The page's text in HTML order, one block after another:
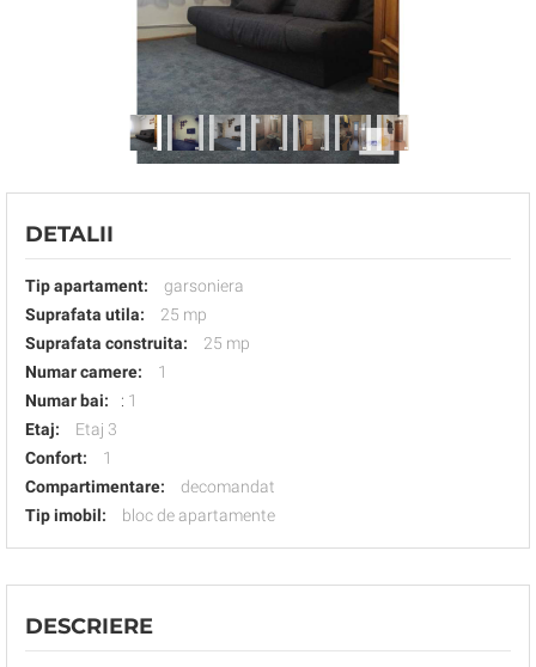
DETALII
Tip apartament:
garsoniera
Suprafata utila:
25 mp
Suprafata construita:
25 mp
Numar camere:
1
Numar bai:
: 1
Etaj:
Etaj 3
Confort:
1
Compartimentare:
decomandat
Tip imobil:
bloc de apartamente
DESCRIERE